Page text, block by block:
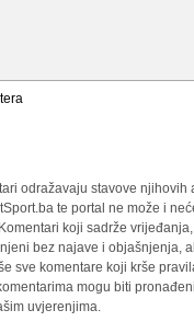
odražavaju stavove njihovih
te portal ne može i
koji sadrže
bez najave i objašnjenja,
sve komentare koji krše
mogu biti
uvjerenjima.